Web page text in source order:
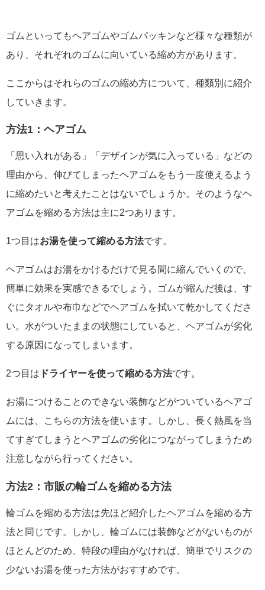
ゴムといってもヘアゴムやゴムパッキンなど様々な種類が
あり、それぞれのゴムに向いている縮め方があります。
ここからはそれらのゴムの縮め方について、種類別に紹介
していきます。
方法1：ヘアゴム
「思い入れがある」「デザインが気に入っている」などの
理由から、伸びてしまったヘアゴムをもう一度使えるよう
に縮めたいと考えたことはないでしょうか。そのようなヘ
アゴムを縮める方法は主に2つあります。
1つ目はお湯を使って縮める方法です。
ヘアゴムはお湯をかけるだけで見る間に縮んでいくので、
簡単に効果を実感できるでしょう。ゴムが縮んだ後は、す
ぐにタオルや布巾などでヘアゴムを拭いて乾かしてくださ
い。水がついたままの状態にしていると、ヘアゴムが劣化
する原因になってしまいます。
2つ目は ドライヤーを使って縮める方法です。
お湯につけることのできない装飾などがついているヘアゴ
ムには、こちらの方法を使います。しかし、長く熱風を当
てすぎてしまうとヘアゴムの劣化につながってしまうため
注意しながら行ってください。
方法2：市販の輪ゴムを縮める方法
輪ゴムを縮める方法は先ほど紹介したヘアゴムを縮める方
法と同じです。しかし、輪ゴムには装飾などがないものが
ほとんどのため、特段の理由がなければ、簡単でリスクの
少ないお湯を使った方法がおすすめです。